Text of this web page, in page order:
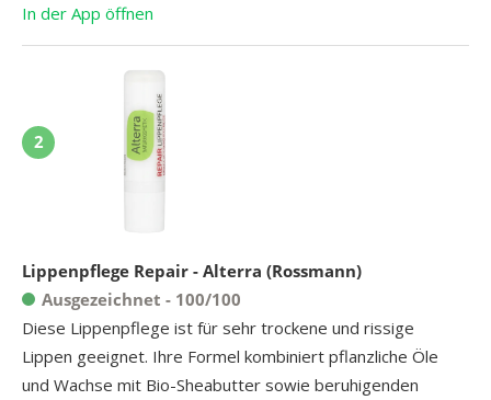
In der App öffnen
2
Lippenpflege Repair - Alterra (Rossmann)
Ausgezeichnet - 100/100
Diese Lippenpflege ist für sehr trockene und rissige
Lippen geeignet. Ihre Formel kombiniert pflanzliche Öle
und Wachse mit Bio-Sheabutter sowie beruhigenden